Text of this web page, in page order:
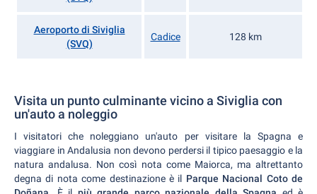
Aeroporto di Siviglia
(SVQ)
Cadice 128 km
Visita un punto culminante vicino a Siviglia con
un'auto a noleggio
I visitatori che noleggiano un'auto per visitare la Spagna e
viaggiare in Andalusia non devono perdersi il tipico paesaggio e la
natura andalusa. Non così nota come Maiorca, ma altrettanto
degna di nota come destinazione è il Parque Nacional Coto de